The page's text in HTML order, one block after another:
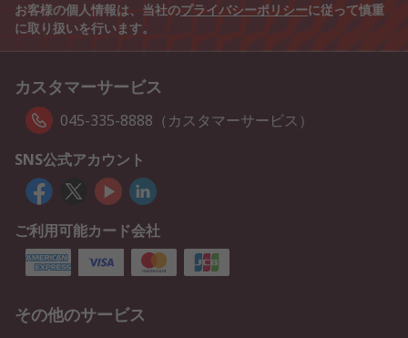
お客様の個人情報は、当社のプライバシーポリシーに従って慎重
に取り扱いを行います。
カスタマーサービス
045-335-8888（カスタマーサービス）
SNS公式アカウント
ご利用可能カード会社
その他のサービス